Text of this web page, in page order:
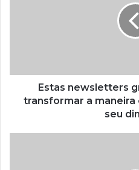
Estas newsletters
transformar a
seu